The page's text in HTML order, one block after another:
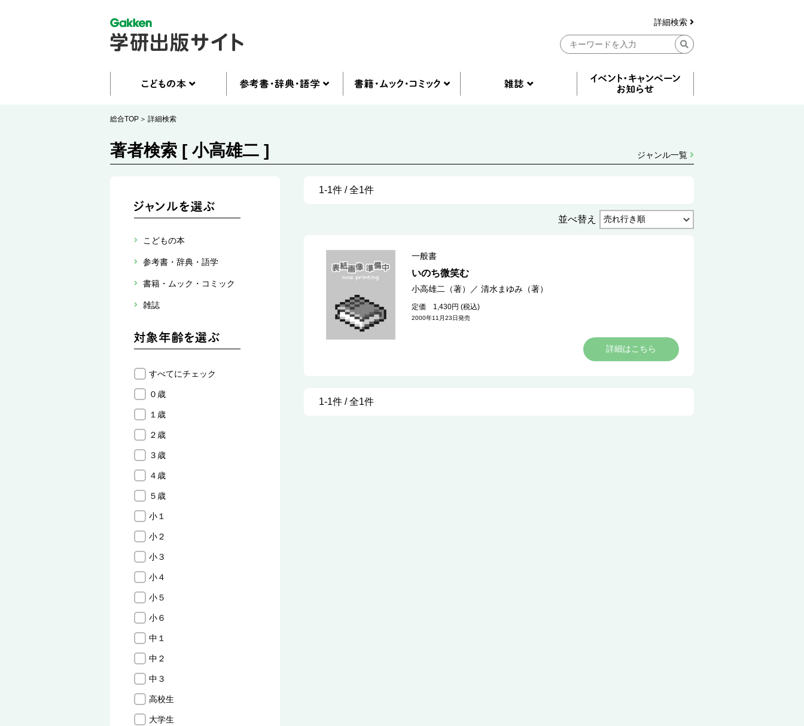
詳細検索
総合TOP 詳細検索
著者検索 [ 小高雄二 ] ジャンル一覧
こどもの本
参考書・辞典・語学
書籍・ムック・コミック
雑誌
すべてにチェック
０歳
１歳
２歳
３歳
４歳
５歳
小１
小２
小３
小４
小５
小６
中１
中２
中３
高校生
大学生
1-1件 / 全1件
並べ替え
一般書
いのち微笑む
小高雄二（著） ／ 清水まゆみ（著）
定価 1,430円 (税込)
2000年11月23日発売
詳細はこちら
1-1件 / 全1件